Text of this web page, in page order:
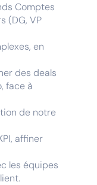
Comptes
(DG, VP
en
des deals
face à
de notre
affiner
les équipes